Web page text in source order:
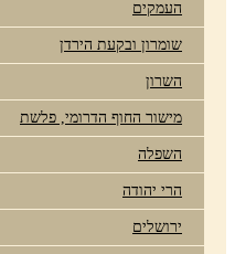
העמקים
שומרון ובקעת הירדן
השרון
מישור החוף הדרומי, פלשת
השפלה
הרי יהודה
ירושלים